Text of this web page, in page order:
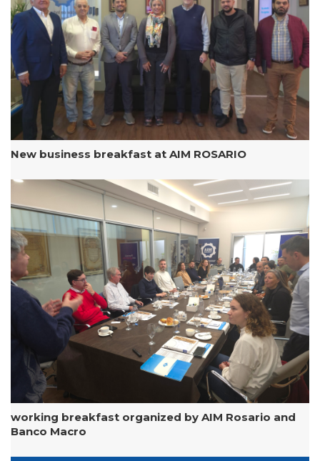
New business breakfast at AIM ROSARIO
working breakfast organized by AIM Rosario and
Banco Macro